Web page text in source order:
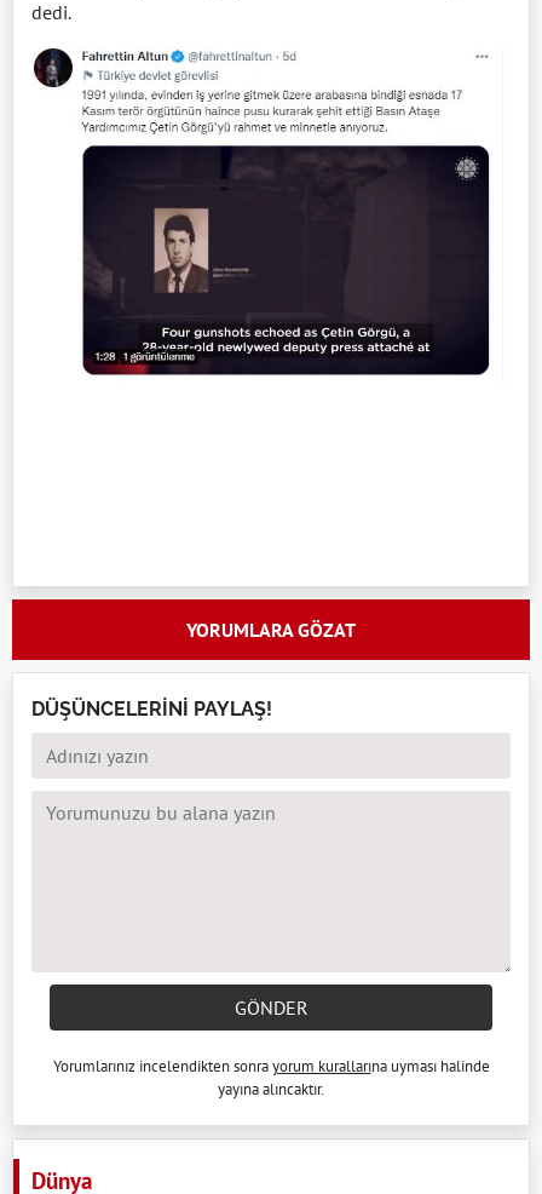
dedi.
YORUMLARA GÖZAT
DÜŞÜNCELERİNİ PAYLAŞ!
GÖNDER
Yorumlarınız incelendikten sonrayorum kurallarına uyması halinde
yayına alıncaktır.
Dünya